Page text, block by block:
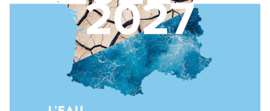
Municipales 2026 : Et si on accordait à l’eau sa juste valeur ?